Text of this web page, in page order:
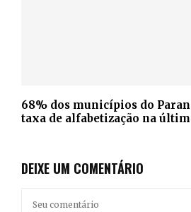
68% dos municípios do
taxa de alfabetização na
DEIXE UM COMENTÁRIO